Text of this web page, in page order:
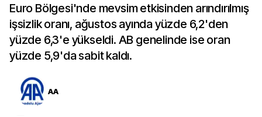
Euro Bölgesi'nde mevsim etkisinden arındırılmış
işsizlik oranı, ağustos ayında yüzde 6,2'den
yüzde 6,3'e yükseldi. AB genelinde ise oran
yüzde 5,9'da sabit kaldı.
AA